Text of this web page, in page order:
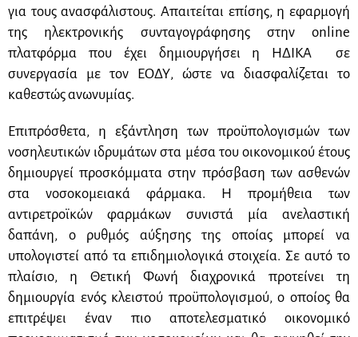
για τους ανασφάλιστους. Απαιτείται επίσης, η εφαρμογή
της ηλεκτρονικής συνταγογράφησης στην online
πλατφόρμα που έχει δημιουργήσει η ΗΔΙΚΑ σε
συνεργασία με τον ΕΟΔΥ, ώστε να διασφαλίζεται το
καθεστώς ανωνυμίας.
Επιπρόσθετα, η εξάντληση των προϋπολογισμών των
νοσηλευτικών ιδρυμάτων στα μέσα του οικονομικού έτους
δημιουργεί προσκόμματα στην πρόσβαση των ασθενών
στα νοσοκομειακά φάρμακα. Η προμήθεια των
αντιρετροϊκών φαρμάκων συνιστά μία ανελαστική
δαπάνη, ο ρυθμός αύξησης της οποίας μπορεί να
υπολογιστεί από τα επιδημιολογικά στοιχεία. Σε αυτό το
πλαίσιο, η Θετική Φωνή διαχρονικά προτείνει τη
δημιουργία ενός κλειστού προϋπολογισμού, ο οποίος θα
επιτρέψει έναν πιο αποτελεσματικό οικονομικό